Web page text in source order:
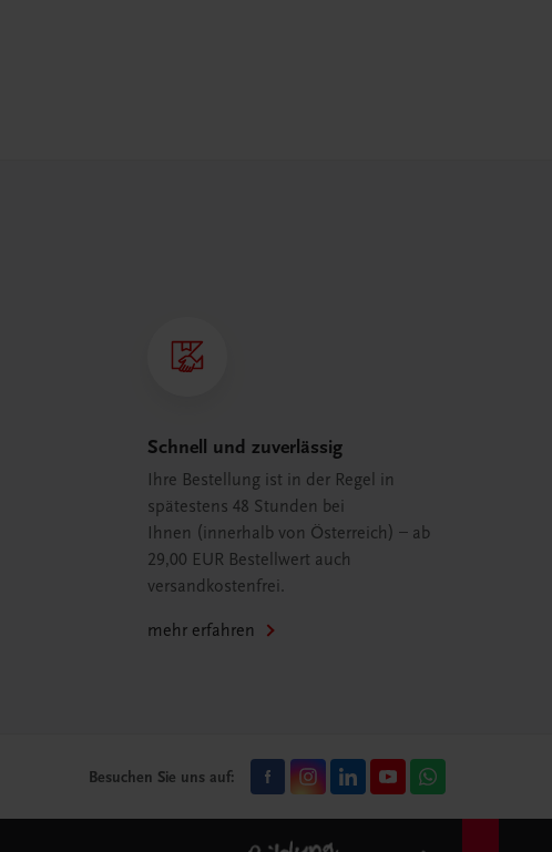
Schnell und zuverlässig
Ihre Bestellung ist in der Regel in
spätestens 48 Stunden bei
Ihnen (innerhalb von Österreich) – ab
29,00 EUR Bestellwert auch
versandkostenfrei.
mehr erfahren
Besuchen Sie uns auf: